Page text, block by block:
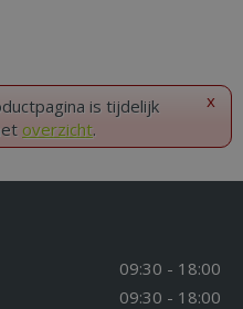
x
is tijdelijk
overzicht.
09:30 - 18:00
09:30 - 18:00